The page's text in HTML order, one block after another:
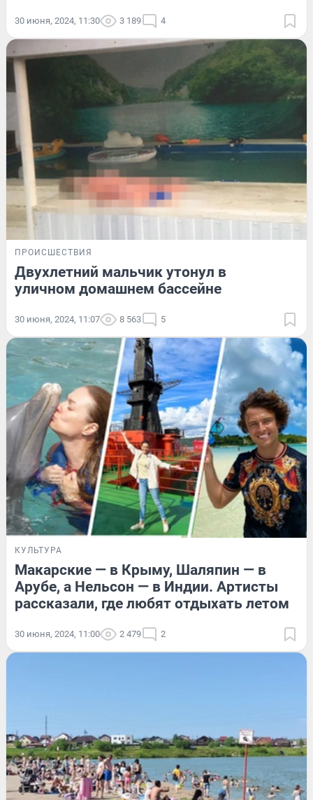
30 июня, 2024, 11:30 3 189 4
ПРОИСШЕСТВИЯ
Двухлетний мальчик утонул в
уличном домашнем бассейне
30 июня, 2024, 11:07 8 563 5
КУЛЬТУРА
Макарские — в Крыму, Шаляпин — в
Арубе, а Нельсон — в Индии. Артисты
рассказали, где любят отдыхать летом
30 июня, 2024, 11:00 2 479 2